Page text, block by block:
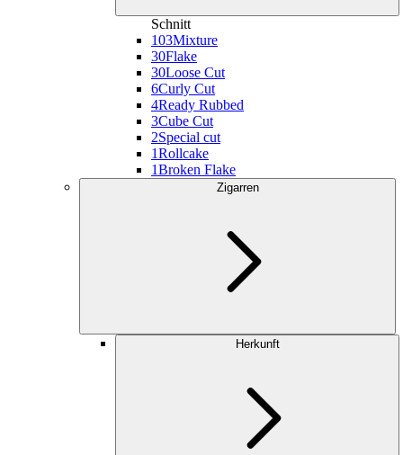
Schnitt
103Mixture
30Flake
30Loose Cut
6Curly Cut
4Ready Rubbed
3Cube Cut
2Special cut
1Rollcake
1Broken Flake
Zigarren
Herkunft